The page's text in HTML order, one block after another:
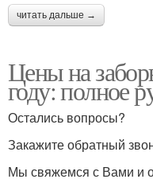
читать дальше →
Цены на
году: полное
Остались вопросы?
Закажите обратный
Мы свяжемся с Вами и